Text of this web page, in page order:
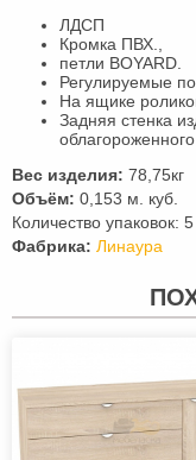
ЛДСП
Кромка ПВХ.,
петли BOYARD.
Регулируемые
На ящике
Задняя стенка
Вес изделия: 78,75кг
Объём: 0,153 м. куб.
Количество упаковок:
Фабрика: Линаура